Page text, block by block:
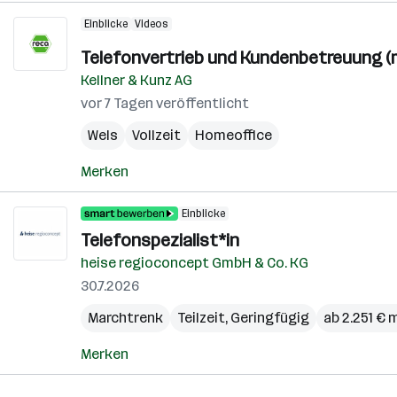
Einblicke Videos
Telefonvertrieb und Kundenbetreuung
Kellner & Kunz AG
vor 7 Tagen veröffentlicht
Wels
Vollzeit Homeoffice
Merken
Einblicke
Telefonspezialist*in
heise regioconcept GmbH & Co. KG
30.7.2026
Marchtrenk
Teilzeit, Geringfügig ab 2.251 €
Merken